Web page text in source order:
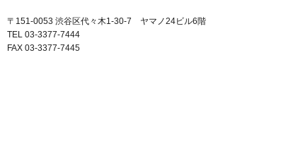
〒151-0053 渋谷区代々木1-30-7 ヤマノ24ビル6階
TEL 03-3377-7444
FAX 03-3377-7445